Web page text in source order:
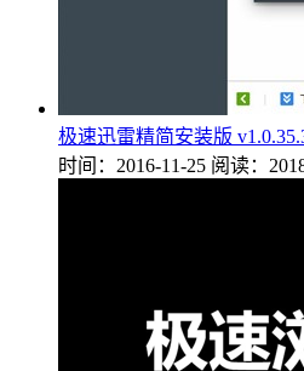
极速迅雷精简安装版
时间：2016-11-25 阅读：